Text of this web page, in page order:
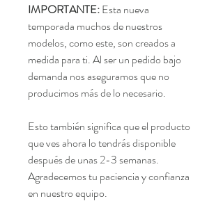
IMPORTANTE:Esta nueva
temporada muchos de nuestros
modelos, como este, son creados a
medida para ti. Al ser un pedido bajo
demanda nos aseguramos que no
producimos más de lo necesario.
Esto también significa que el producto
que ves ahora lo tendrás disponible
después de unas 2-3 semanas.
Agradecemos tu paciencia y confianza
en nuestro equipo.